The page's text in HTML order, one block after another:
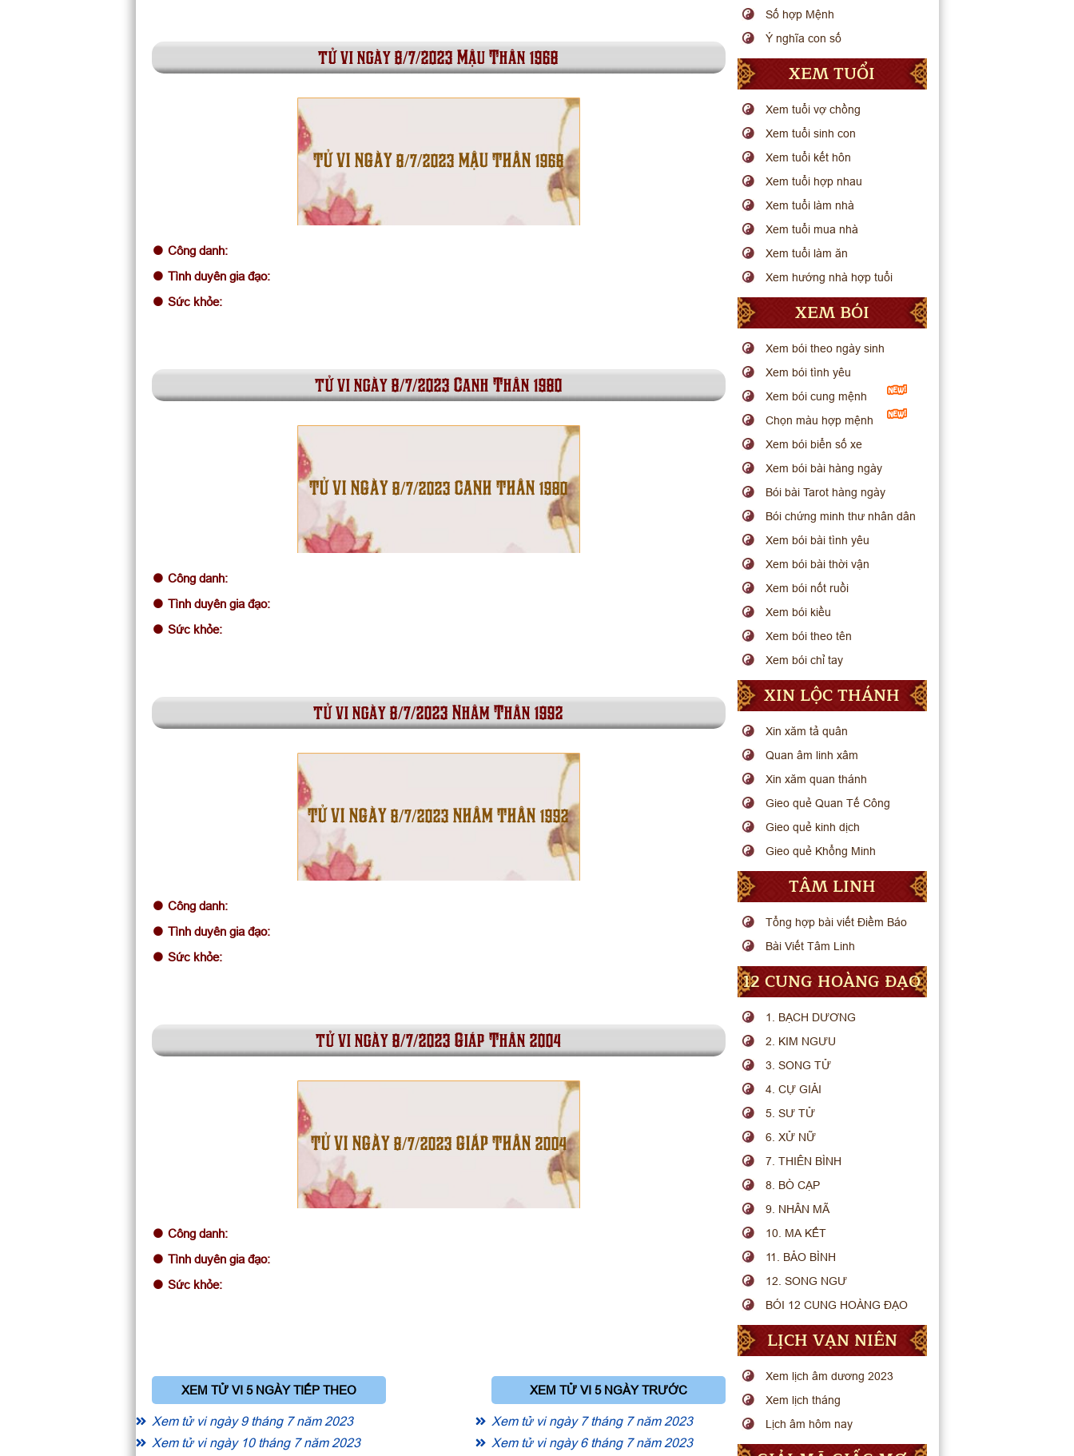
tử vi ngày 8/7/2023 Mậu Thân 1968
TỬ VI NGÀY 8/7/2023 MẬU THÂN 1968
Công danh:
Tình duyên gia đạo:
Sức khỏe:
tử vi ngày 8/7/2023 Canh Thân 1980
TỬ VI NGÀY 8/7/2023 CANH THÂN 1980
Công danh:
Tình duyên gia đạo:
Sức khỏe:
tử vi ngày 8/7/2023 Nhâm Thân 1992
TỬ VI NGÀY 8/7/2023 NHÂM THÂN 1992
Công danh:
Tình duyên gia đạo:
Sức khỏe:
tử vi ngày 8/7/2023 Giáp Thân 2004
TỬ VI NGÀY 8/7/2023 GIÁP THÂN 2004
Công danh:
Tình duyên gia đạo:
Sức khỏe:
XEM TỬ VI 5 NGÀY TIẾP THEO
Xem tử vi ngày 9 tháng 7 năm 2023
Xem tử vi ngày 10 tháng 7 năm 2023
XEM TỬ VI 5 NGÀY TRƯỚC
Xem tử vi ngày 7 tháng 7 năm 2023
Xem tử vi ngày 6 tháng 7 năm 2023
Số hợp Mệnh
Ý nghĩa con số
XEM TUỔI
Xem tuổi vợ chồng
Xem tuổi sinh con
Xem tuổi kết hôn
Xem tuổi hợp nhau
Xem tuổi làm nhà
Xem tuổi mua nhà
Xem tuổi làm ăn
Xem hướng nhà hợp tuổi
XEM BÓI
Xem bói theo ngày sinh
Xem bói tình yêu
Xem bói cung mệnh
Chọn màu hợp mệnh
Xem bói biển số xe
Xem bói bài hàng ngày
Bói bài Tarot hàng ngày
Bói chứng minh thư nhân dân
Xem bói bài tình yêu
Xem bói bài thời vận
Xem bói nốt ruồi
Xem bói kiều
Xem bói theo tên
Xem bói chỉ tay
XIN LỘC THÁNH
Xin xăm tả quân
Quan âm linh xâm
Xin xăm quan thánh
Gieo quẻ Quan Tế Công
Gieo quẻ kinh dịch
Gieo quẻ Khổng Minh
TÂM LINH
Tổng hợp bài viết Điềm Báo
Bài Viết Tâm Linh
12 CUNG HOÀNG ĐẠO
1. BẠCH DƯƠNG
2. KIM NGƯU
3. SONG TỬ
4. CỰ GIẢI
5. SƯ TỬ
6. XỬ NỮ
7. THIÊN BÌNH
8. BÒ CẠP
9. NHÂN MÃ
10. MA KẾT
11. BẢO BÌNH
12. SONG NGƯ
BÓI 12 CUNG HOÀNG ĐẠO
LỊCH VẠN NIÊN
Xem lịch âm dương 2023
Xem lịch tháng
Lịch âm hôm nay